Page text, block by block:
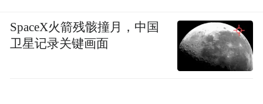
SpaceX火箭残骸撞月，中国
卫星记录关键画面